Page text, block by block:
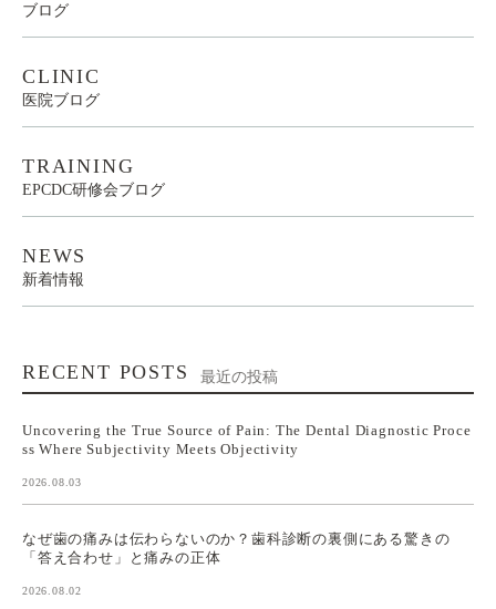
ブログ
CLINIC
医院ブログ
TRAINING
EPCDC研修会ブログ
NEWS
新着情報
RECENT POSTS 最近の投稿
Uncovering the True Source of Pain: The Dental Diagnostic Proce
ss Where Subjectivity Meets Objectivity
2026.08.03
なぜ歯の痛みは伝わらないのか？歯科診断の裏側にある驚きの
「答え合わせ」と痛みの正体
2026.08.02